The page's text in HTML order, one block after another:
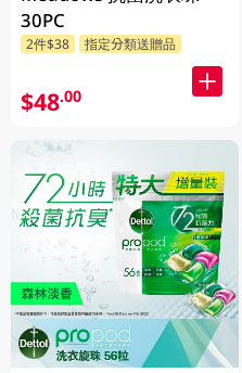
30PC
2件$38 指定分類送贈品
$48.00